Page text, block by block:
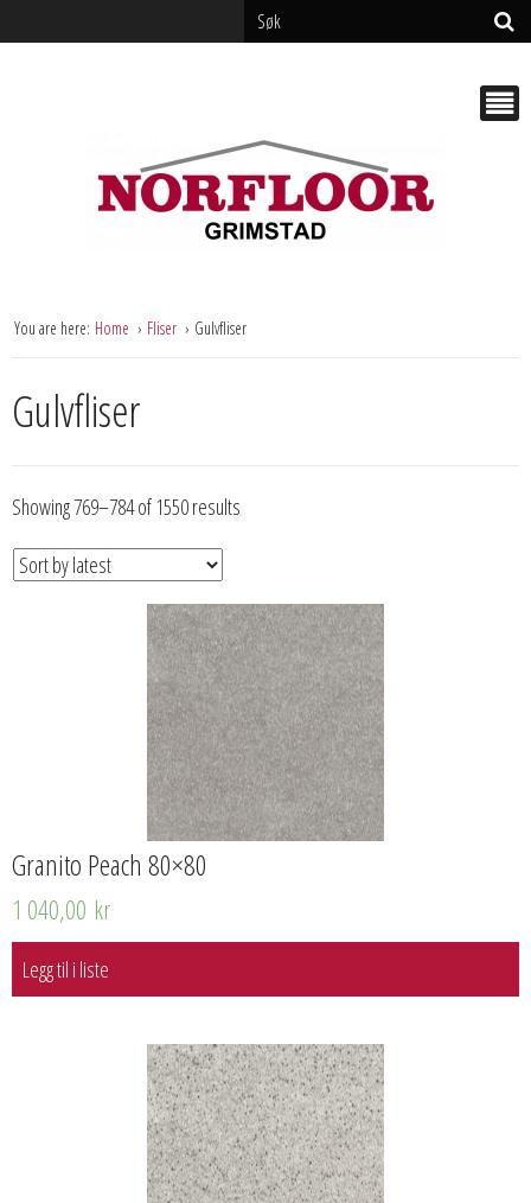
You are here: Home Fliser Gulvfliser
Gulvfliser
Showing 769–784 of 1550 results
Granito Peach 80×80
1 040,00 kr
Legg til i liste